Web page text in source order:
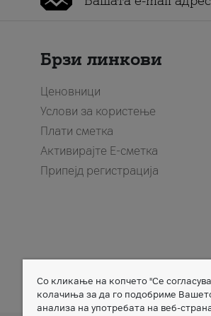
Брзи линкови
Ценовници
Услови за користење
Плати сметка
Активирајте Е-сметка
Припејд регистрација
Member of
Со кликање на копчето "Се
колачиња за да го подобриме
анализа на употребата на веб-